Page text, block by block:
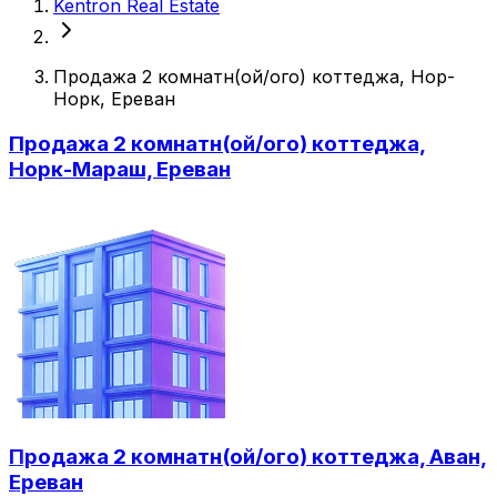
Kentron Real Estate
Продажа 2 комнатн(ой/ого) коттеджа, Нор-
Норк, Ереван
Продажа 2 комнатн(ой/ого) коттеджа,
Норк-Мараш, Ереван
Продажа 2 комнатн(ой/ого) коттеджа, Аван,
Ереван